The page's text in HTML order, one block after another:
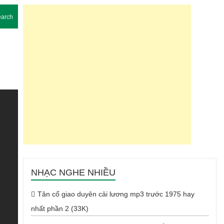
NHẠC NGHE NHIỀU
Tân cổ giao duyên cải lương mp3 trước 1975 hay
nhất phần 2 (33K)